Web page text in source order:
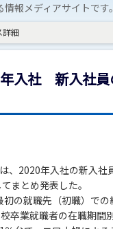
報メディアサイトです
詳細
年入社 新入社
、2020年入社の新入社
まとめ発表した。
の就職先（初職）で
卒業就職者の在職期間